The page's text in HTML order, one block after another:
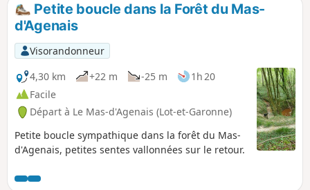
Petite boucle dans la Forêt du Mas-
d'Agenais
Visorandonneur
4,30 km
+22 m -25 m
1h 20
Facile
Départ à Le Mas-d'Agenais (Lot-et-Garonne)
Petite boucle sympathique dans la forêt du Mas-
d'Agenais, petites sentes vallonnées sur le retour.